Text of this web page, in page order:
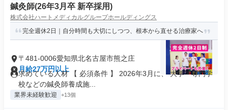
鍼灸師(26年3月卒 新卒採用)
株式会社ハートメディカルグループホールディングス
完全週休2日｜自分時間も大切にしつつ、根本から直せる治療家へ
〒481-0006愛知県北名古屋市熊之庄
月給27万円以上
求めている人材 【 必須条件 】 2026年3月に、 大学・専門学
校などの鍼灸師養成施...
業界未経験歓迎 +13個